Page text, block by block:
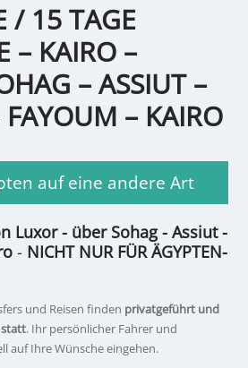
/ 15 TAGE
– KAIRO –
– ASSIUT –
– KAIRO
auf eine andere Art
Luxor - über Sohag - Assiut -
- NICHT NUR FÜR ÄGYPTEN-
und Reisen finden privatgeführt und
. Ihr persönlicher Fahrer und
auf Ihre Wünsche eingehen.